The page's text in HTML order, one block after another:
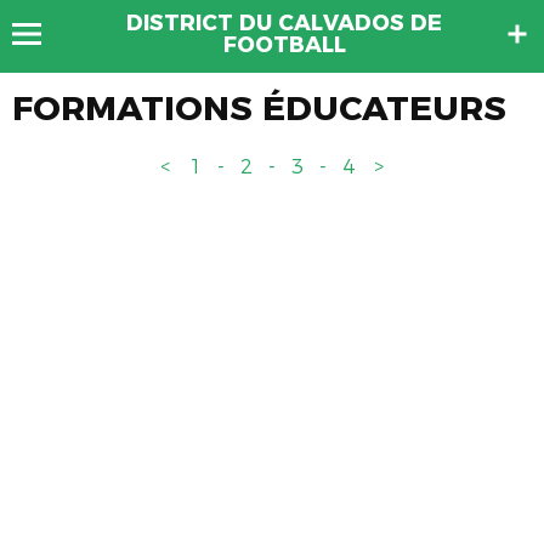
DISTRICT DU CALVADOS DE
FOOTBALL
FORMATIONS ÉDUCATEURS
< 1 - 2 - 3 - 4 >